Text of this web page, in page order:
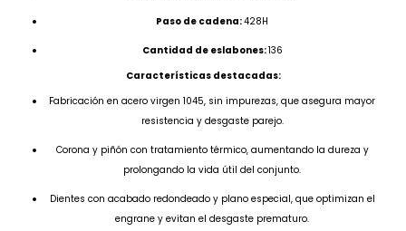
Paso de cadena:428H
Cantidad de eslabones:136
Características destacadas:
Fabricación en acero virgen 1045, sin impurezas, que asegura mayor
resistencia y desgaste parejo.
Corona y piñón con tratamiento térmico, aumentando la dureza y
prolongando la vida útil del conjunto.
Dientes con acabado redondeado y plano especial, que optimizan el
engrane y evitan el desgaste prematuro.